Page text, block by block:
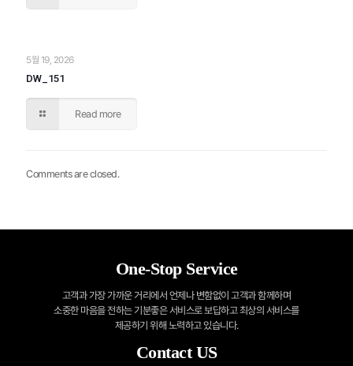
5월 19, 2026
DW_151
Read more
Comments are closed.
One-Stop Service
고객과 가장 가까운 거리에서 언제나 변함없이 고객과 함께하며
소중한 마음을 전하는기분좋은 서비스로 보답하고 최상의 서비스를
제공하기 위해 노력하고 있습니다.
Contact US